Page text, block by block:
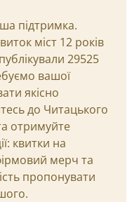
підтримка.
міст 12 років
29525
вашої
якісно
до Читацького
отримуйте
квитки на
мерч та
пропонувати